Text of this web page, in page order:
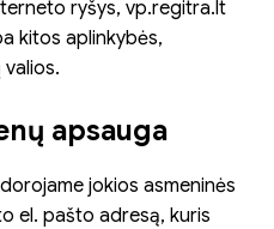
ryšys, vp.regitra.lt
kitos aplinkybės,
apsauga
jokios asmeninės
el. pašto adresą, kuris